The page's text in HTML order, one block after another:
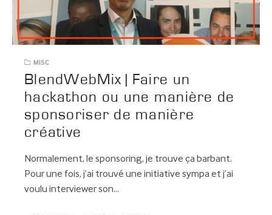
MISC
BlendWebMix | Faire un
hackathon ou une manière de
sponsoriser de manière
créative
Normalement, le sponsoring, je trouve ça barbant.
Pour une fois, j’ai trouvé une initiative sympa et j’ai
voulu interviewer son…